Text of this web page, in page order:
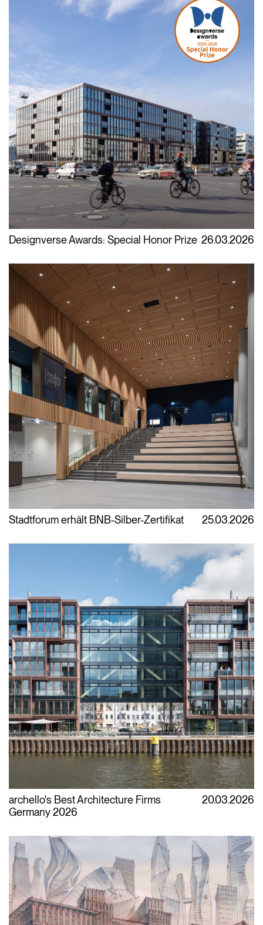
Designverse Awards: Special Honor Prize 26.03.2026
Stadtforum erhält BNB-Silber-Zertifikat 25.03.2026
archello's Best Architecture Firms
Germany 2026
20.03.2026